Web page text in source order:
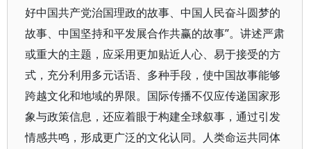
好中国共产党治国理政的故事、中国人民奋斗圆梦的
故事、中国坚持和平发展合作共赢的故事”。讲述严肃
或重大的主题，应采用更加贴近人心、易于接受的方
式，充分利用多元话语、多种手段，使中国故事能够
跨越文化和地域的界限。国际传播不仅应传递国家形
象与政策信息，还应着眼于构建全球叙事，通过引发
情感共鸣，形成更广泛的文化认同。人类命运共同体